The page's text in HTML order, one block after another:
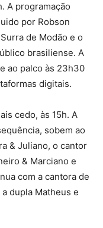
A programação
por Robson
de Modão e o
brasiliense. A
ao palco às 23h30
digitais.
cedo, às 15h. A
sobem ao
& Juliano, o cantor
& Marciano e
com a cantora de
dupla Matheus e